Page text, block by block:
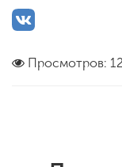
+7 (831)
Просмотров: